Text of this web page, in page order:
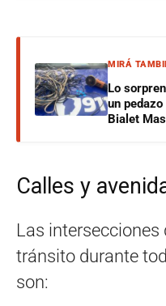
MIRÁ
Lo
un
Bialet
Calles y
Las intersecciones
tránsito durante
son: